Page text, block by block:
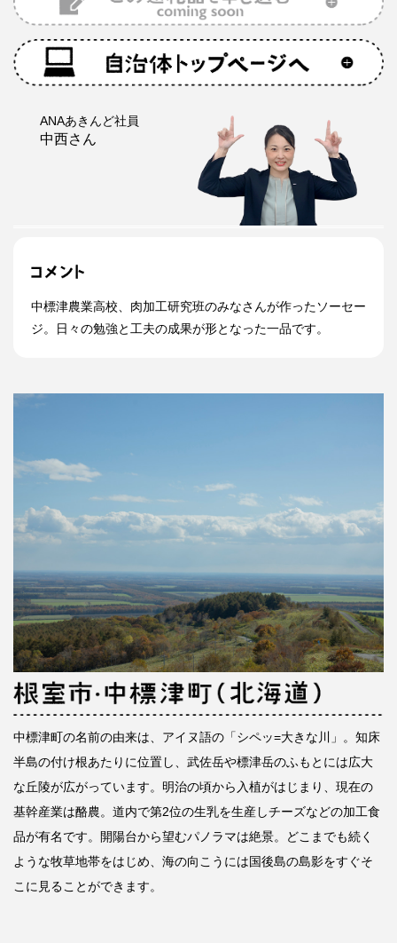
ANAあきんど社員
中西さん
中標津農業高校、肉加工研究班のみなさんが作ったソーセー
ジ。日々の勉強と工夫の成果が形となった一品です。
中標津町の名前の由来は、アイヌ語の「シペッ=大きな川」。知床
半島の付け根あたりに位置し、武佐岳や標津岳のふもとには広大
な丘陵が広がっています。明治の頃から入植がはじまり、現在の
基幹産業は酪農。道内で第2位の生乳を生産しチーズなどの加工食
品が有名です。開陽台から望むパノラマは絶景。どこまでも続く
ような牧草地帯をはじめ、海の向こうには国後島の島影をすぐそ
こに見ることができます。